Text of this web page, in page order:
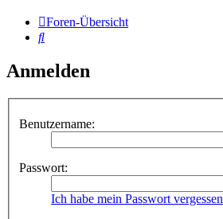
Foren-Übersicht
Suche
Anmelden
Benutzername:
Passwort:
Ich habe mein Passwort vergessen